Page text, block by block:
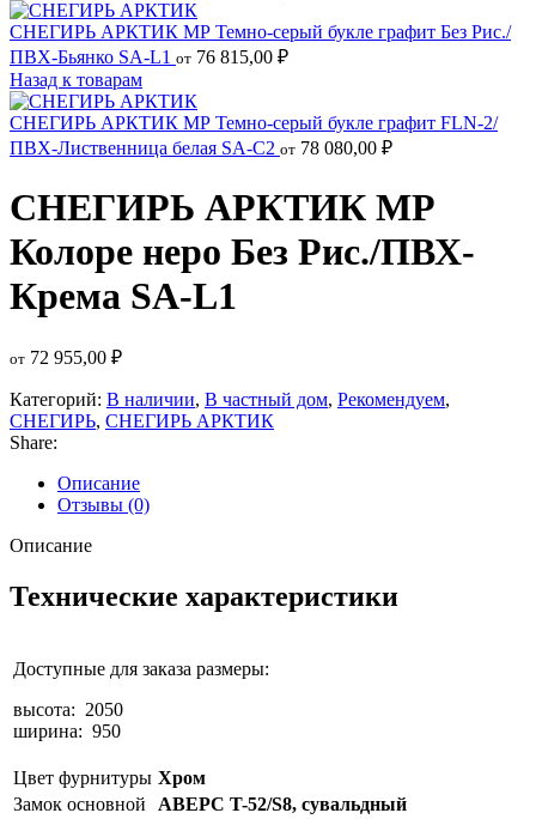
СНЕГИРЬ АРКТИК МР Темно-серый букле графит Без Рис./
ПВХ-Бьянко SA-L1 от 76 815,00 ₽
Назад к товарам
СНЕГИРЬ АРКТИК МР Темно-серый букле графит FLN-2/
ПВХ-Лиственница белая SA-C2 от 78 080,00 ₽
СНЕГИРЬ АРКТИК МР
Колоре неро Без Рис./ПВХ-
Крема SA-L1
от 72 955,00 ₽
Категорий: В наличии, В частный дом, Рекомендуем,
СНЕГИРЬ, СНЕГИРЬ АРКТИК
Share:
Описание
Отзывы (0)
Описание
Технические характеристики
Доступные для заказа размеры:
высота: 2050
ширина: 950
Цвет фурнитуры Хром
Замок основной
АВЕРС T-52/S8, сувальдный